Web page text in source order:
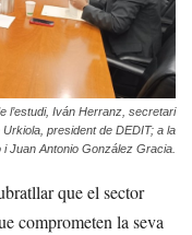
l’estudi, Iván Herranz, secretari
president de DEDIT; a la
Juan Antonio González Gracia.
que el sector
comprometen la seva